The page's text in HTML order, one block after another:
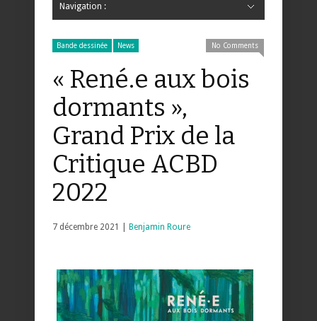
Navigation :
Bande dessinée News No Comments
« René.e aux bois
dormants »,
Grand Prix de la
Critique ACBD
2022
7 décembre 2021 | Benjamin Roure